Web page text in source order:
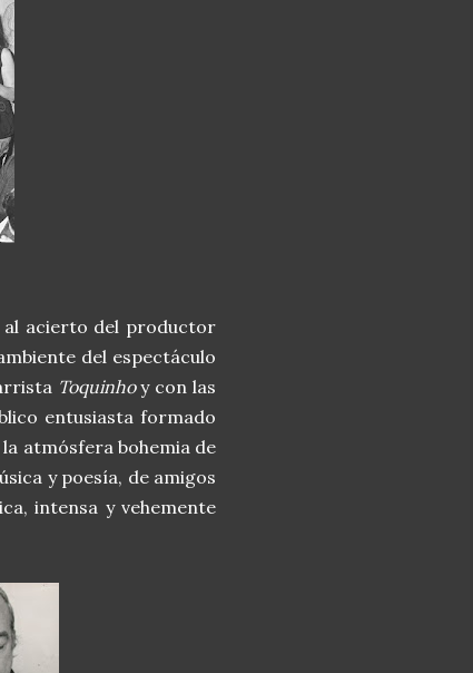
acierto del productor
del espectáculo
Toquinhoy con las
entusiasta formado
atmósfera bohemia de
y poesía, de amigos
intensa y vehemente